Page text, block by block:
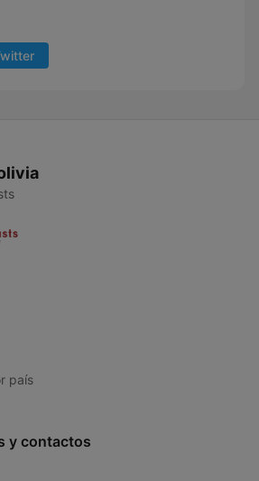
país
y contactos